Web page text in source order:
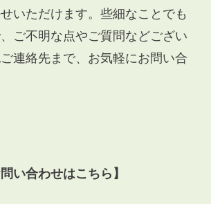
いただけます。些細なことでも
ご不明な点やご質問などござい
連絡先まで、お気軽にお問い合
い合わせはこちら】